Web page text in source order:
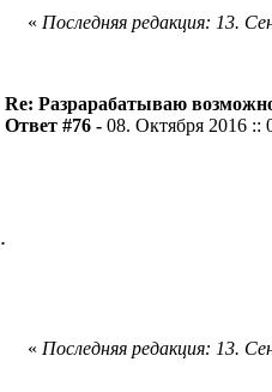
« Последняя редакция: 13.
Re: Разрарабатываю
Ответ #76 - 08. Октября 2016 ::
.
« Последняя редакция: 13.